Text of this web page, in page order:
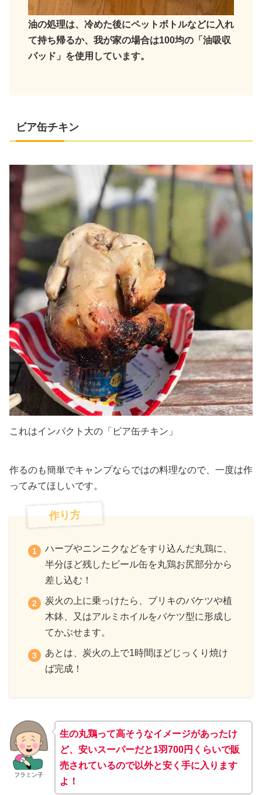
油の処理は、冷めた後にペットボトルなどに入れ
て持ち帰るか、我が家の場合は100均の「油吸収
パッド」を使用しています。
ビア缶チキン
これはインパクト大の「ビア缶チキン」
作るのも簡単でキャンプならではの料理なので、一度は作
ってみてほしいです。
作り方
ハーブやニンニクなどをすり込んだ丸鶏に、
半分ほど残したビール缶を丸鶏お尻部分から
差し込む！
炭火の上に乗っけたら、ブリキのバケツや植
木鉢、又はアルミホイルをバケツ型に形成し
てかぶせます。
あとは、炭火の上で1時間ほどじっくり焼け
ば完成！
フラミン子
生の丸鶏って高そうなイメージがあったけ
ど、安いスーパーだと1羽700円くらいで販
売されているので以外と安く手に入ります
よ！